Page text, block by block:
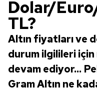
Dolar/
TL?
Altın fiyatları ve
durum ilgilileri
devam ediyor...
Gram Altın ne